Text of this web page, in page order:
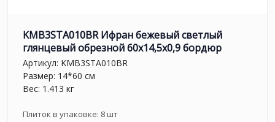
KMB3STA010BR Ифран бежевый светлый
глянцевый обрезной 60x14,5x0,9 бордюр
Артикул: KMB3STA010BR
Размер: 14*60 см
Вес: 1.413 кг
Плиток в упаковке: 8шт